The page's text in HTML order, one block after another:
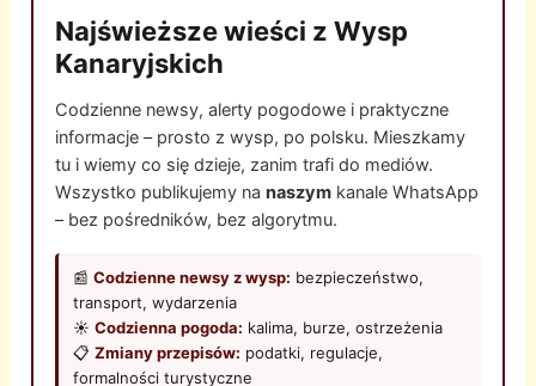
Najświeższe wieści z Wysp
Kanaryjskich
Codzienne newsy, alerty pogodowe i praktyczne
informacje – prosto z wysp, po polsku. Mieszkamy
tu i wiemy co się dzieje, zanim trafi do mediów.
Wszystko publikujemy nanaszym kanale WhatsApp
– bez pośredników, bez algorytmu.
📰Codzienne newsy z wysp: bezpieczeństwo,
transport, wydarzenia
☀️Codzienna pogoda: kalima, burze, ostrzeżenia
📋Zmiany przepisów: podatki, regulacje,
formalności turystyczne